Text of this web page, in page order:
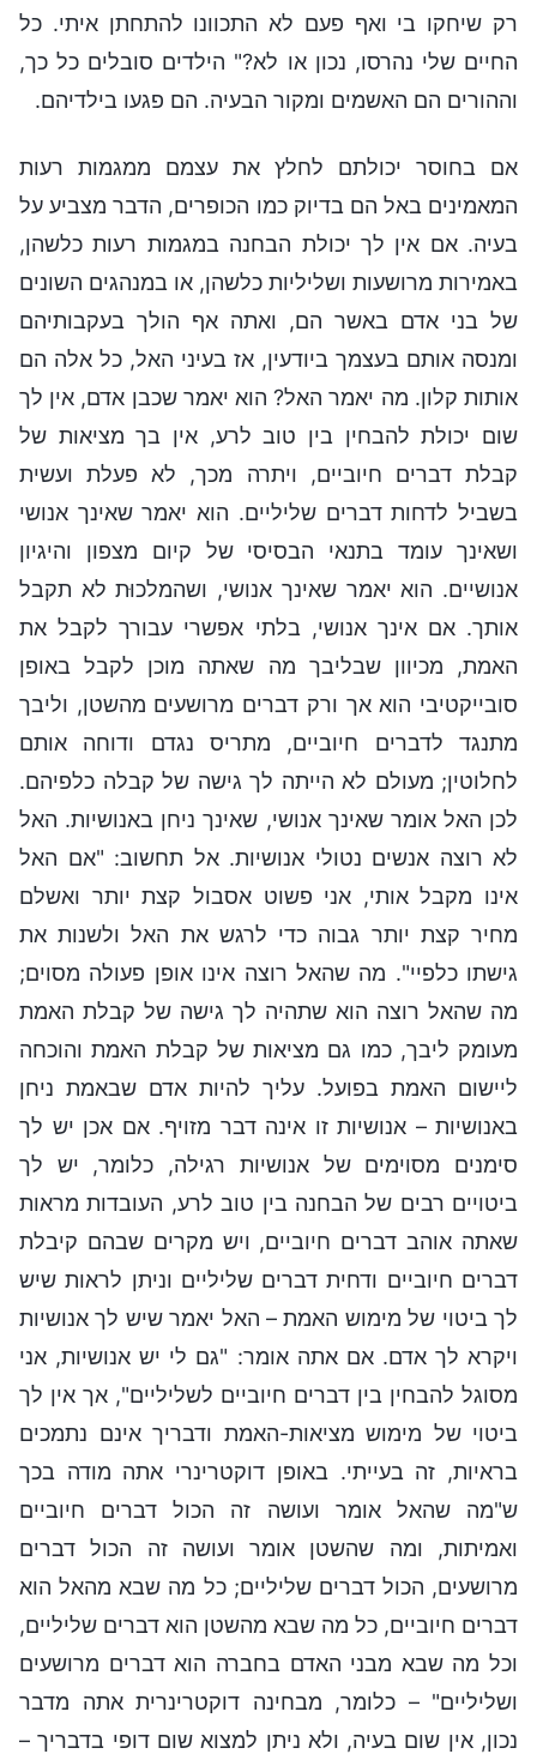
רק שיחקו בי ואף פעם לא התכוונו להתחתן איתי. כל
החיים שלי נהרסו, נכון או לא?" הילדים סובלים כל כך,
וההורים הם האשמים ומקור הבעיה. הם פגעו בילדיהם.
אם בחוסר יכולתם לחלץ את עצמם ממגמות רעות
המאמינים באל הם בדיוק כמו הכופרים, הדבר מצביע על
בעיה. אם אין לך יכולת הבחנה במגמות רעות כלשהן,
באמירות מרושעות ושליליות כלשהן, או במנהגים השונים
של בני אדם באשר הם, ואתה אף הולך בעקבותיהם
ומנסה אותם בעצמך ביודעין, אז בעיני האל, כל אלה הם
אותות קלון. מה יאמר האל? הוא יאמר שכבן אדם, אין לך
שום יכולת להבחין בין טוב לרע, אין בך מציאות של
קבלת דברים חיוביים, ויתרה מכך, לא פעלת ועשית
בשביל לדחות דברים שליליים. הוא יאמר שאינך אנושי
ושאינך עומד בתנאי הבסיסי של קיום מצפון והיגיון
אנושיים. הוא יאמר שאינך אנושי, ושהמלכוּת לא תקבל
אותך. אם אינך אנושי, בלתי אפשרי עבורך לקבל את
האמת, מכיוון שבליבך מה שאתה מוכן לקבל באופן
סובייקטיבי הוא אך ורק דברים מרושעים מהשטן, וליבך
מתנגד לדברים חיוביים, מתריס נגדם ודוחה אותם
לחלוטין; מעולם לא הייתה לך גישה של קבלה כלפיהם.
לכן האל אומר שאינך אנושי, שאינך ניחן באנושיות. האל
לא רוצה אנשים נטולי אנושיות. אל תחשוב: "אם האל
אינו מקבל אותי, אני פשוט אסבול קצת יותר ואשלם
מחיר קצת יותר גבוה כדי לרגש את האל ולשנות את
גישתו כלפיי". מה שהאל רוצה אינו אופן פעולה מסוים;
מה שהאל רוצה הוא שתהיה לך גישה של קבלת האמת
מעומק ליבך, כמו גם מציאות של קבלת האמת והוכחה
ליישום האמת בפועל. עליך להיות אדם שבאמת ניחן
באנושיות – אנושיות זו אינה דבר מזויף. אם אכן יש לך
סימנים מסוימים של אנושיות רגילה, כלומר, יש לך
ביטויים רבים של הבחנה בין טוב לרע, העובדות מראות
שאתה אוהב דברים חיוביים, ויש מקרים שבהם קיבלת
דברים חיוביים ודחית דברים שליליים וניתן לראות שיש
לך ביטוי של מימוש האמת – האל יאמר שיש לך אנושיות
ויקרא לך אדם. אם אתה אומר: "גם לי יש אנושיות, אני
מסוגל להבחין בין דברים חיוביים לשליליים", אך אין לך
ביטוי של מימוש מציאות-האמת ודבריך אינם נתמכים
בראיות, זה בעייתי. באופן דוקטרינרי אתה מודה בכך
ש"מה שהאל אומר ועושה זה הכול דברים חיוביים
ואמיתות, ומה שהשטן אומר ועושה זה הכול דברים
מרושעים, הכול דברים שליליים; כל מה שבא מהאל הוא
דברים חיוביים, כל מה שבא מהשטן הוא דברים שליליים,
וכל מה שבא מבני האדם בחברה הוא דברים מרושעים
ושליליים" – כלומר, מבחינה דוקטרינרית אתה מדבר
נכון, אין שום בעיה, ולא ניתן למצוא שום דופי בדבריך –